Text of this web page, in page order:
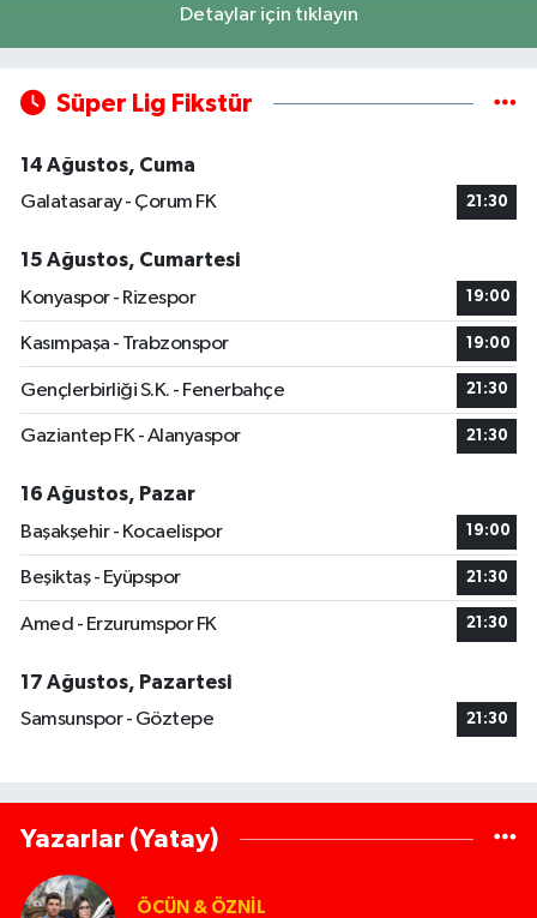
Detaylar için tıklayın
Süper Lig Fikstür
14 Ağustos, Cuma
Galatasaray - Çorum FK
21:30
15 Ağustos, Cumartesi
Konyaspor - Rizespor
19:00
Kasımpaşa - Trabzonspor 19:00
Gençlerbirliği S.K. - Fenerbahçe 21:30
Gaziantep FK - Alanyaspor 21:30
16 Ağustos, Pazar
Başakşehir - Kocaelispor
19:00
Beşiktaş - Eyüpspor 21:30
Amed - Erzurumspor FK 21:30
17 Ağustos, Pazartesi
Samsunspor - Göztepe
21:30
Yazarlar (Yatay)
ÖCÜN & ÖZNIL